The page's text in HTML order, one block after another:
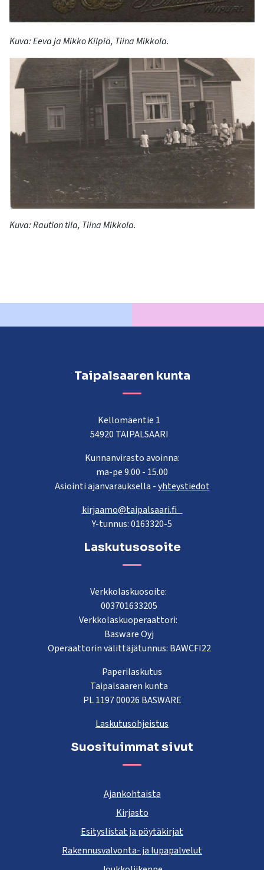
Kuva: Eeva ja Mikko Kilpiä, Tiina Mikkola.
Kuva: Raution tila, Tiina Mikkola.
Taipalsaaren kunta
Kellomäentie 1
54920 TAIPALSAARI
Kunnanvirasto avoinna:
ma-pe 9.00 - 15.00
Asiointi ajanvarauksella -yhteystiedot
kirjaamo@taipalsaari.fi
Y-tunnus: 0163320-5
Laskutusosoite
Verkkolaskuosoite:
003701633205
Verkkolaskuoperaattori:
Basware Oyj
Operaattorin välittäjätunnus: BAWCFI22
Paperilaskutus
Taipalsaaren kunta
PL 1197 00026 BASWARE
Laskutusohjeistus
Suosituimmat sivut
Ajankohtaista
Kirjasto
Esityslistat ja pöytäkirjat
Rakennusvalvonta- ja lupapalvelut